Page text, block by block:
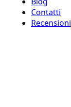
Contatti
Recensioni